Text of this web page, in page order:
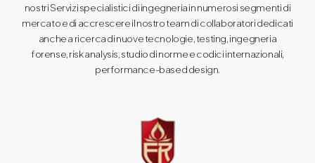
nostri Servizi specialistici di ingegneria in numerosi segmenti di
mercato e di accrescere il nostro team di collaboratori dedicati
anche a ricerca di nuove tecnologie, testing, ingegneria
forense, risk analysis, studio di norme e codici internazionali,
performance-based design.